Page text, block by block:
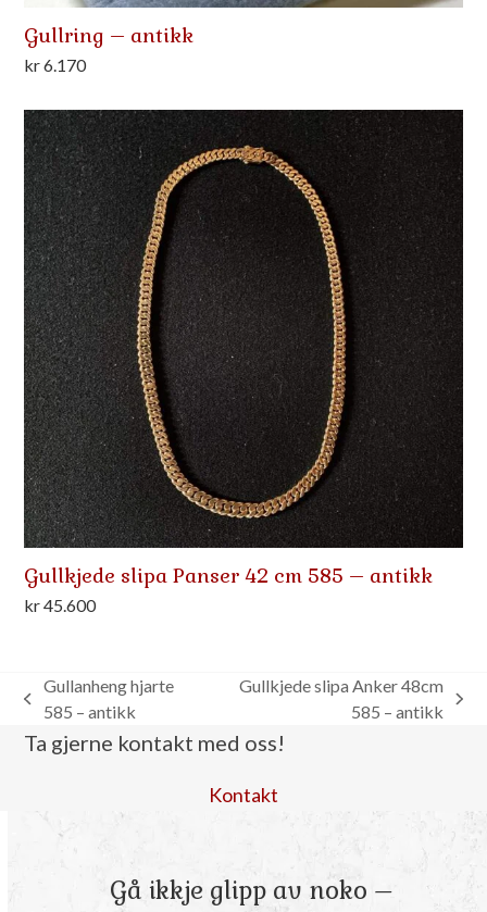
Gullring – antikk
kr6.170
Gullkjede slipa Panser 42 cm 585 – antikk
kr45.600
previous
post:
Gullanheng hjarte
585 – antikk
post:
Gullkjede slipa Anker 48cm
585 – antikk
Ta gjerne kontakt med oss!
Kontakt
Gå ikkje glipp av noko –